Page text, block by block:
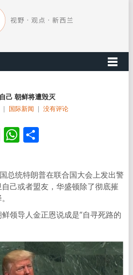
己 朝鲜将遭毁灭
| 国际新闻 | 没有评论
EmailWhatsApp
分
总统特朗普在联合国大会上发出警
己或者盟友，华盛顿除了彻底摧
领导人金正恩说成是”自寻死路的